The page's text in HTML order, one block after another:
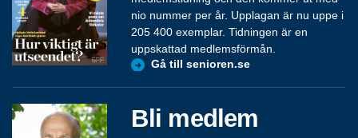
nio nummer per år. Upplagan är nu uppe i
205 400 exemplar. Tidningen är en
uppskattad medlemsförmån.
Gå till senioren.se
Bli medlem